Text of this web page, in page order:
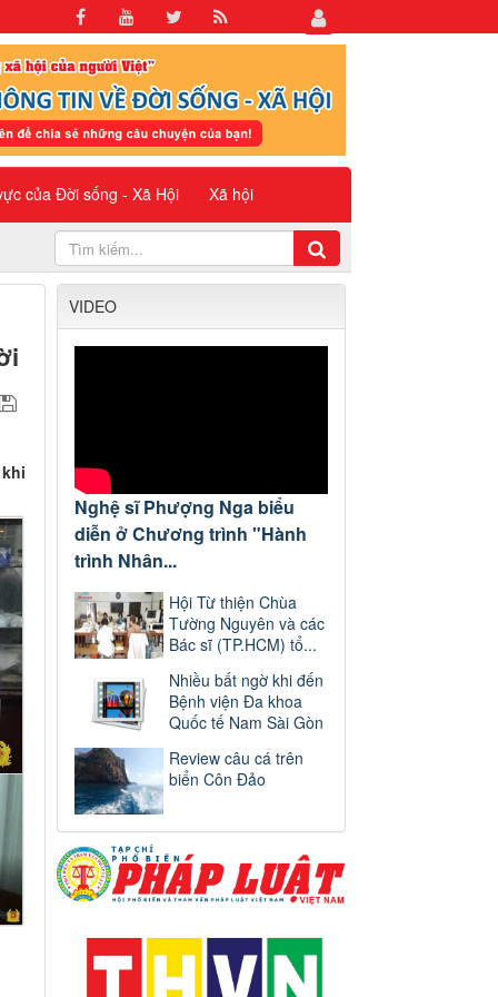
của Đời sống - Xã Hội Xã hội
VIDEO
Nghệ sĩ Phượng Nga biểu
diễn ở Chương trình "Hành
trình Nhân...
Hội Từ thiện Chùa
Tường Nguyên và các
Bác sĩ (TP.HCM) tổ...
Nhiều bất ngờ khi đến
Bệnh viện Đa khoa
Quốc tế Nam Sài Gòn
Review câu cá trên
biển Côn Đảo